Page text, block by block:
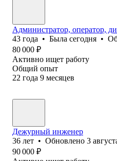
Администратор, оператор,
43 года • Была сегодня •
80 000 ₽
Активно ищет работу
Общий опыт
22 года 9 месяцев
Дежурный инженер
36 лет • Обновлено 3
90 000 ₽